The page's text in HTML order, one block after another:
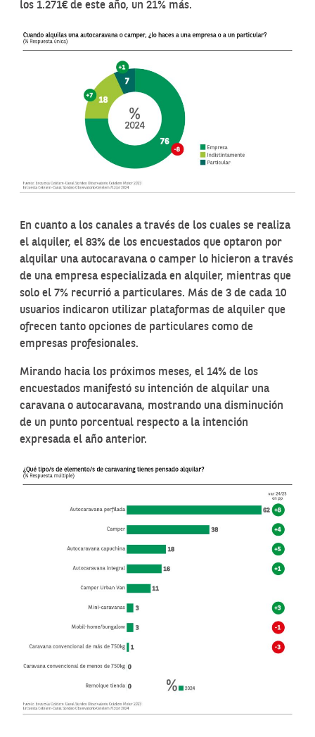
los 1.271€ de este año, un 21% más.
En cuanto a los canales a través de los cuales se realiza
el alquiler, el 83% de los encuestados que optaron por
alquilar una autocaravana o camper lo hicieron a través
de una empresa especializada en alquiler, mientras que
solo el 7% recurrió a particulares. Más de 3 de cada 10
usuarios indicaron utilizar plataformas de alquiler que
ofrecen tanto opciones de particulares como de
empresas profesionales.
Mirando hacia los próximos meses, el 14% de los
encuestados manifestó su intención de alquilar una
caravana o autocaravana, mostrando una disminución
de un punto porcentual respecto a la intención
expresada el año anterior.